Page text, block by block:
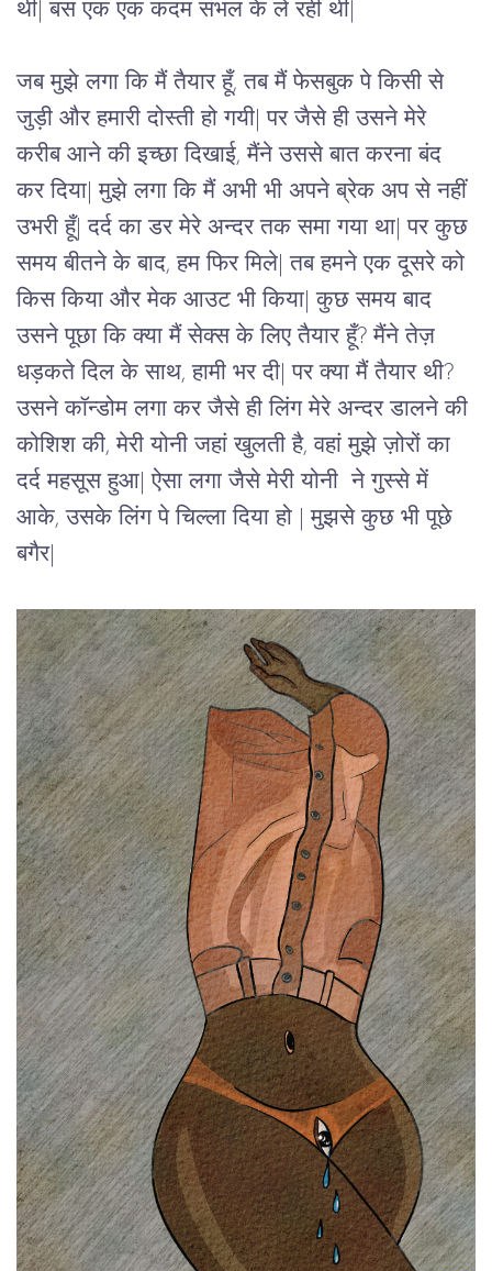
थी| बस एक एक कदम संभल के ले रही थी|
जब मुझे लगा कि मैं तैयार हूँ, तब मैं फेसबुक पे किसी से
जुड़ी और हमारी दोस्ती हो गयी| पर जैसे ही उसने मेरे
करीब आने की इच्छा दिखाई, मैंने उससे बात करना बंद
कर दिया| मुझे लगा कि मैं अभी भी अपने ब्रेक अप से नहीं
उभरी हूँ| दर्द का डर मेरे अन्दर तक समा गया था| पर कुछ
समय बीतने के बाद, हम फिर मिले| तब हमने एक दूसरे को
किस किया और मेक आउट भी किया| कुछ समय बाद
उसने पूछा कि क्या मैं सेक्स के लिए तैयार हूँ? मैंने तेज़
धड़कते दिल के साथ, हामी भर दी| पर क्या मैं तैयार थी?
उसने कॉन्डोम लगा कर जैसे ही लिंग मेरे अन्दर डालने की
कोशिश की, मेरी योनी जहां खुलती है, वहां मुझे ज़ोरों का
दर्द महसूस हुआ| ऐसा लगा जैसे मेरी योनी  ने गुस्से में
आके, उसके लिंग पे चिल्ला दिया हो | मुझसे कुछ भी पूछे
बगैर|